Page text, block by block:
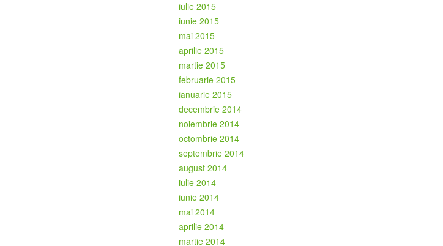
iulie 2015
iunie 2015
mai 2015
aprilie 2015
martie 2015
februarie 2015
ianuarie 2015
decembrie 2014
noiembrie 2014
octombrie 2014
septembrie 2014
august 2014
iulie 2014
iunie 2014
mai 2014
aprilie 2014
martie 2014